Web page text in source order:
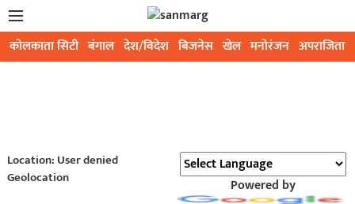
कोलकाता सिटी बंगाल देश/विदेश बिजनेस खेल मनोरंजन अपराजिता
Location: User denied
Geolocation
Powered by